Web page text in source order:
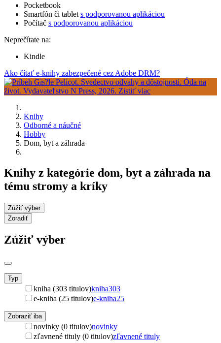
Pocketbook
Smartfón či tablet s podporovanou aplikáciou
Počítač s podporovanou aplikáciou
Neprečítate na:
Kindle
Ako čítať e-knihy zabezpečené cez Adobe DRM?
Knihy
Odborné a náučné
Hobby
Dom, byt a záhrada
Knihy z kategórie dom, byt a záhrada na
tému stromy a kríky
Zúžiť výber
Zoradiť
Zúžiť výber
Typ
kniha (303 titulov)kniha303
e-kniha (25 titulov)e-kniha25
Zobraziť iba
novinky (0 titulov)novinky
zľavnené tituly (0 titulov)zľavnené tituly